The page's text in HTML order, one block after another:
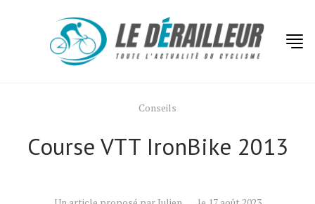
Conseils
Course VTT IronBike 2013